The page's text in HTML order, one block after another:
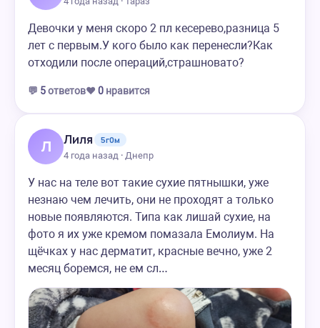
Девочки у меня скоро 2 пл кесерево,разница 5
лет с первым.У кого было как перенесли?Как
отходили после операций,страшновато?
💬 5ответов❤️ 0 нравится
Л Лиля
5г0м
4 года назад · Днепр
У нас на теле вот такие сухие пятнышки, уже
незнаю чем лечить, они не проходят а только
новые появляются. Типа как лишай сухие, на
фото я их уже кремом помазала Емолиум. На
щёчках у нас дерматит, красные вечно, уже 2
месяц боремся, не ем сл…